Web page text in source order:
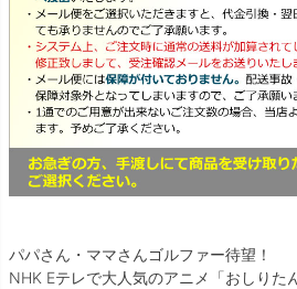
パパさん・ママさんゴルファー待望！
NHK Eテレで大人気のアニメ「おしりた